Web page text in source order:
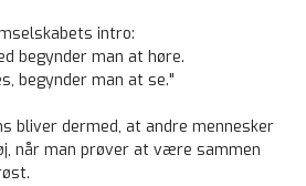
intro:
begynder man at høre.
begynder man at se."
bliver dermed, at andre mennesker
når man prøver at være sammen